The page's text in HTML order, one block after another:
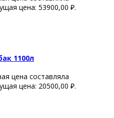
цена: 53900,00 ₽.
1100л
цена составляла
цена: 20500,00 ₽.